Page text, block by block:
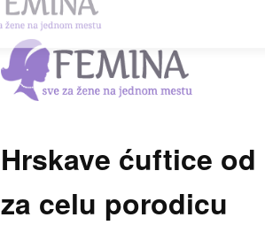
Hrskave ćuftice
za celu porodicu